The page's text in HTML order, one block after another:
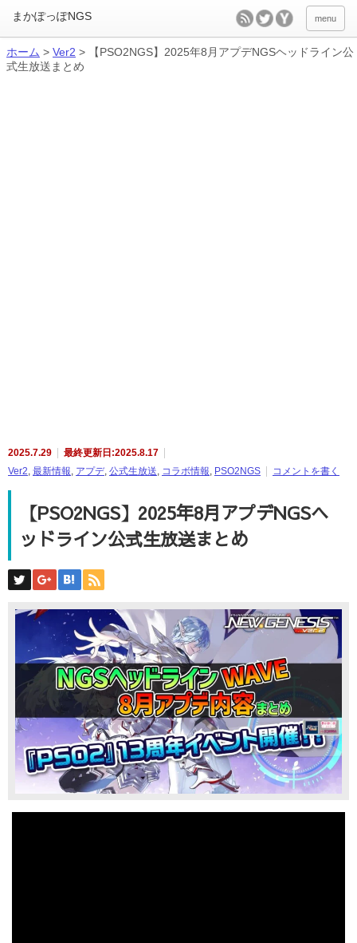
menu
ホーム > Ver2 >
【PSO2NGS】2025年8月アプデNGSヘッドライン公
式生放送まとめ
2025.7.29
最終更新日:2025.8.17
Ver2, 最新情報, アプデ, 公式生放送, コラボ情報, PSO2NGS コメントを書く
【PSO2NGS】2025年8月アプデNGSヘ
ッドライン公式生放送まとめ